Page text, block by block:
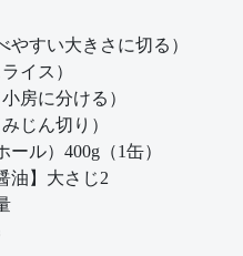
すい大きさに切る）
イス）
に分ける）
じん切り）
ール）400g（1缶）
油】大さじ2